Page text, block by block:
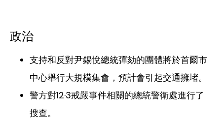
政治
支持和反對尹錫悅總統彈劾的團體將於首爾市
中心舉行大規模集會，預計會引起交通擁堵。
警方對12·3戒嚴事件相關的總統警衛處進行了
搜查。